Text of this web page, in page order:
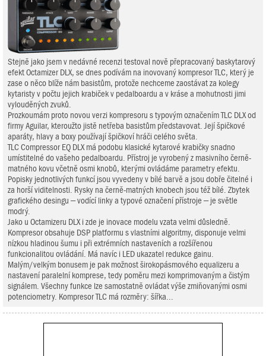
Stejně jako jsem v nedávné recenzi testoval nově přepracovaný baskytarový
efekt Octamizer DLX, se dnes podívám na inovovaný kompresor TLC, který je
zase o něco blíže nám basistům, protože nechceme zaostávat za kolegy
kytaristy v počtu jejich krabiček v pedalboardu a v kráse a mohutnosti jimi
vylouděných zvuků.
Prozkoumám proto novou verzi kompresoru s typovým označením TLC DLX od
firmy Aguilar, kteroužto jistě netřeba basistům představovat. Její špičkové
aparáty, hlavy a boxy používají špičkoví hráči celého světa.
TLC Compressor EQ DLX má podobu klasické kytarové krabičky snadno
umístitelné do vašeho pedalboardu. Přístroj je vyrobený z masivního černě-
matného kovu včetně osmi knobů, kterými ovládáme parametry efektu.
Popisky jednotlivých funkcí jsou vyvedeny v bílé barvě a jsou dobře čitelné i
za horší viditelnosti. Rysky na černě-matných knobech jsou též bílé. Zbytek
grafického desingu – vodící linky a typové označení přístroje – je světle
modrý.
Jako u Octamizeru DLX i zde je inovace modelu vzata velmi důsledně.
Kompresor obsahuje DSP platformu s vlastními algoritmy, disponuje velmi
nízkou hladinou šumu i při extrémních nastaveních a rozšířenou
funkcionalitou ovládání. Má navíc i LED ukazatel redukce gainu.
Malým/velkým bonusem je pak možnost širokopásmového equalizeru a
nastavení paralelní komprese, tedy poměru mezi komprimovaným a čistým
signálem. Všechny funkce lze samostatně ovládat výše zmiňovanými osmi
potenciometry. Kompresor TLC má rozměry: šířka...